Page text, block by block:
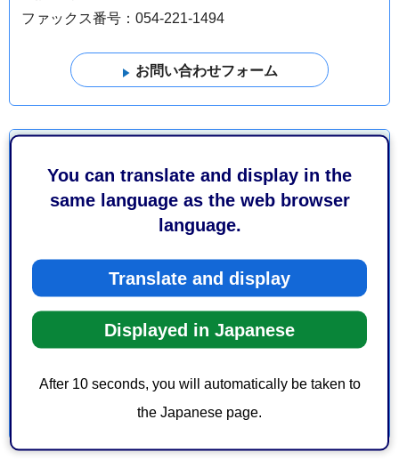
You can translate and display in the
same language as the web browser
language.
Translate and display
Displayed in Japanese
After 10 seconds, you will automatically be taken to
the Japanese page.
ファックス番号：054-221-1494
見をお聞かせください
このページの情報は役に立ちましたか？
3：役に立たなかった
1：見つけやすかった
2：ふつう